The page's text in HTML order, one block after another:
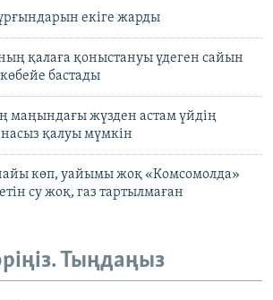
екіге жарды
қалаға қоныстануы үдеген сайын
бастады
жүзден астам үйдің
қалуы мүмкін
көп, уайымы жоқ «Комсомолда»
су жоқ, газ тартылмаған
Тыңдаңыз